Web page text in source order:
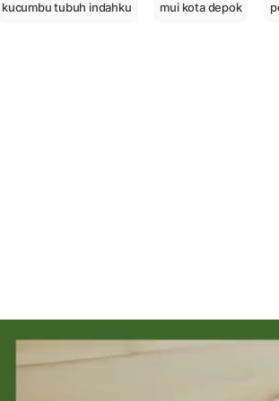
kucumbu tubuh indahku mui kota depok